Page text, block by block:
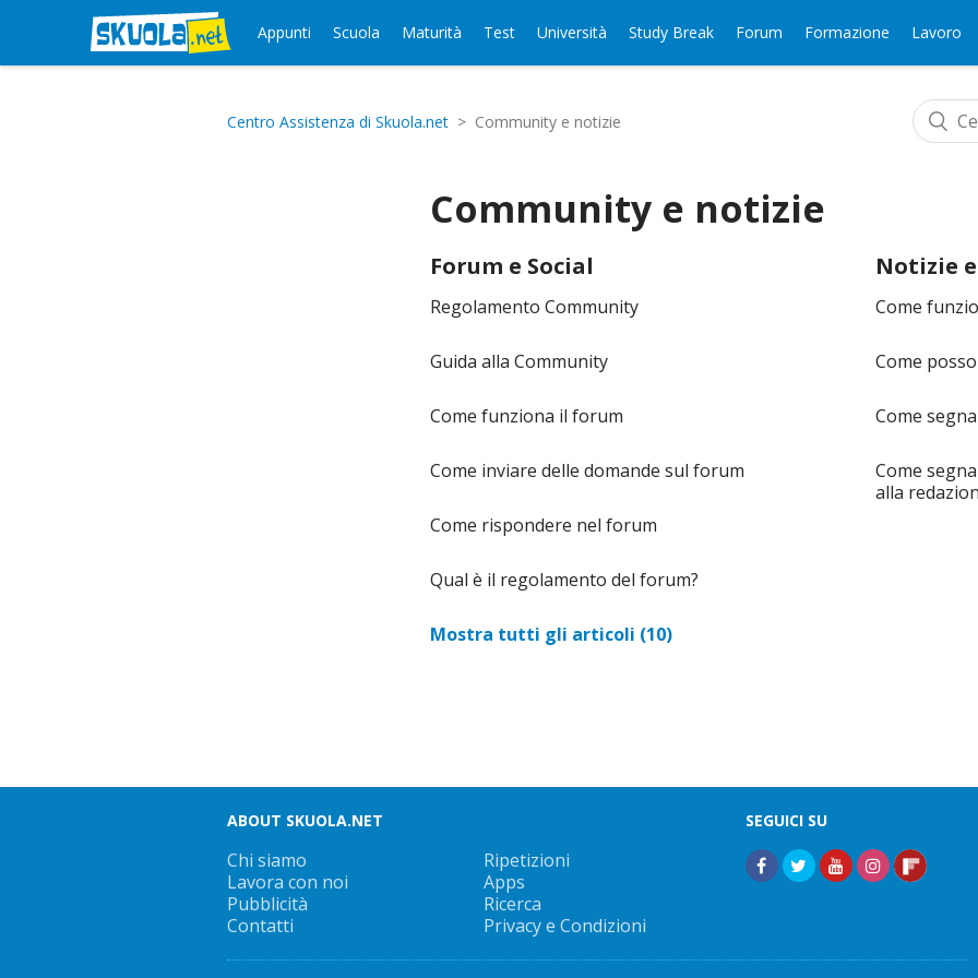
Appunti Scuola Maturità Test Università Study Break Forum Formazione Lavoro
Centro Assistenza di Skuola.net Community e notizie
Community e notizie
Forum e Social
Regolamento Community
Guida alla Community
Come funziona il forum
Come inviare delle domande sul forum
Come rispondere nel forum
Qual è il regolamento del forum?
Mostra tutti gli articoli (10)
Notizie
Come
Come
Come
Come
alla
ABOUT SKUOLA.NET
Chi siamo
Lavora con noi
Pubblicità
Contatti
Ripetizioni
Apps
Ricerca
Privacy e Condizioni
SEGUICI SU